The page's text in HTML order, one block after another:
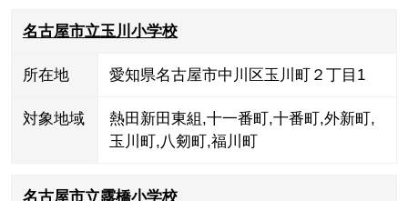
名古屋市立玉川小学校
所在地 愛知県名古屋市中川区玉川町２丁目1
対象地域 熱田新田東組,十一番町,十番町,外新町,
玉川町, 八剱町,福川町
名古屋市立露橋小学校